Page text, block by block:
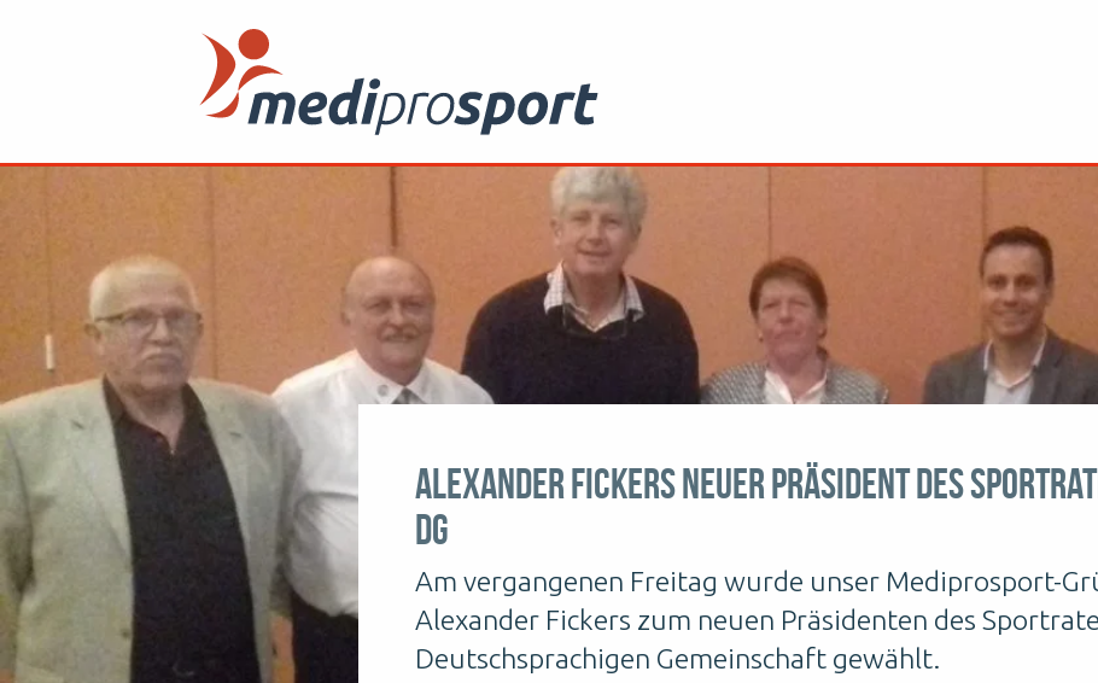
Alexander Fickers neuer Präsident des
DG
Am vergangenen Freitag wurde unser Mediprosport-
Alexander Fickers zum neuen Präsidenten des
Deutschsprachigen Gemeinschaft gewählt.